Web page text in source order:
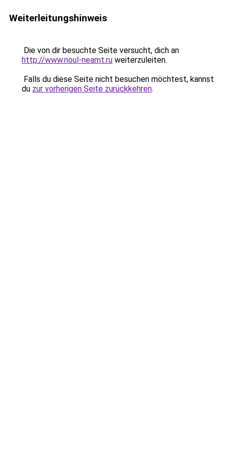
Weiterleitungshinweis
Die von dir besuchte Seite versucht, dich an
http://www.noul-neamt.ru weiterzuleiten.
Falls du diese Seite nicht besuchen möchtest, kannst
du zur vorherigen Seite zurückkehren.